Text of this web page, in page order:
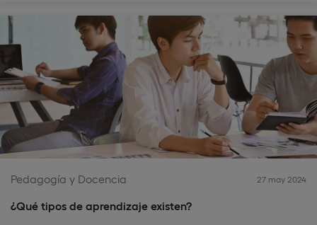
Pedagogía y Docencia 27 may 2024
¿Qué tipos de aprendizaje existen?